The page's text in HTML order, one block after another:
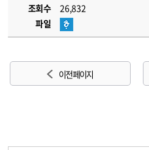
조회수
26,832
파일
이전 페이지